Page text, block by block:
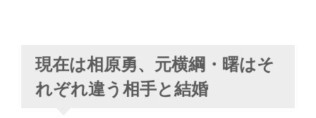
現在は相原勇、元横綱・曙はそ
れぞれ違う相手と結婚